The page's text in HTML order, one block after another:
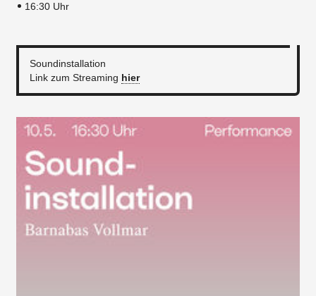
16:30 Uhr
Soundinstallation
Link zum Streaming hier